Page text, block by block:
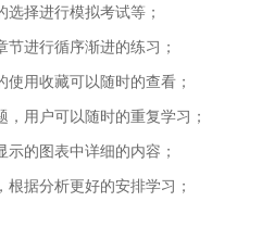
择进行模拟考试等；
进行循序渐进的练习；
用收藏可以随时的查看；
用户可以随时的重复学习；
的图表中详细的内容；
据分析更好的安排学习；